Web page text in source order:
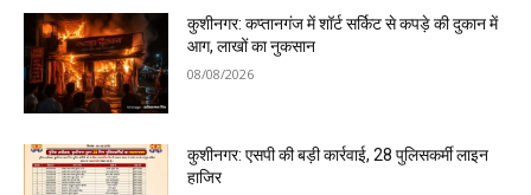
कुशीनगर: कप्तानगंज में शॉर्ट सर्किट से कपड़े की दुकान में
आग, लाखों का नुकसान
08/08/2026
कुशीनगर: एसपी की बड़ी कार्रवाई, 28 पुलिसकर्मी लाइन
हाजिर